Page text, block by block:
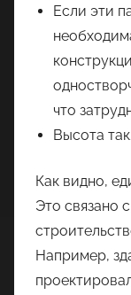
Если эти
что
Высота
Как видно,
Это связано
Например,